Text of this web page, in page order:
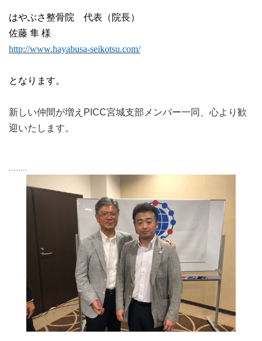
はやぶさ整骨院 代表（院長）
佐藤 隼 様
http://www.hayabusa-seikotsu.com/
となります。
新しい仲間が増えPICC宮城支部メンバー一同、心より歓
迎いたします。
........